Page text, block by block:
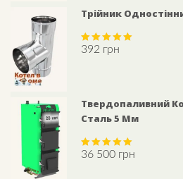
Трійник
Rated5.00
392 грн
Твердопаливний
Сталь 5 Мм
Rated5.00
36 500 грн